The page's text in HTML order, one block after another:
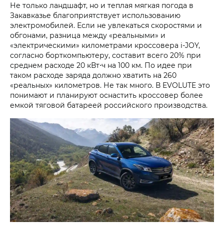
Не только ландшафт, но и теплая мягкая погода в
Закавказье благоприятствует использованию
электромобилей. Если не увлекаться скоростями и
обгонами, разница между «реальными» и
«электрическими» километрами кроссовера i‑JOY,
согласно борткомпьютеру, составит всего 20% при
среднем расходе 20 кВт⋅ч на 100 км. По идее при
таком расходе заряда должно хватить на 260
«реальных» километров. Не так много. В EVOLUTE это
понимают и планируют оснастить кроссовер более
емкой тяговой батареей российского производства.